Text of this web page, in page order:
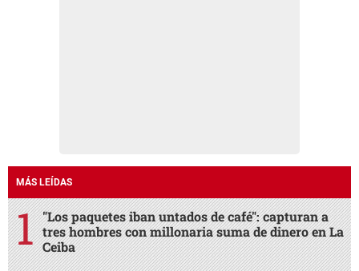
MÁS LEÍDAS
"Los paquetes iban untados de café": capturan a
tres hombres con millonaria suma de dinero en La
Ceiba